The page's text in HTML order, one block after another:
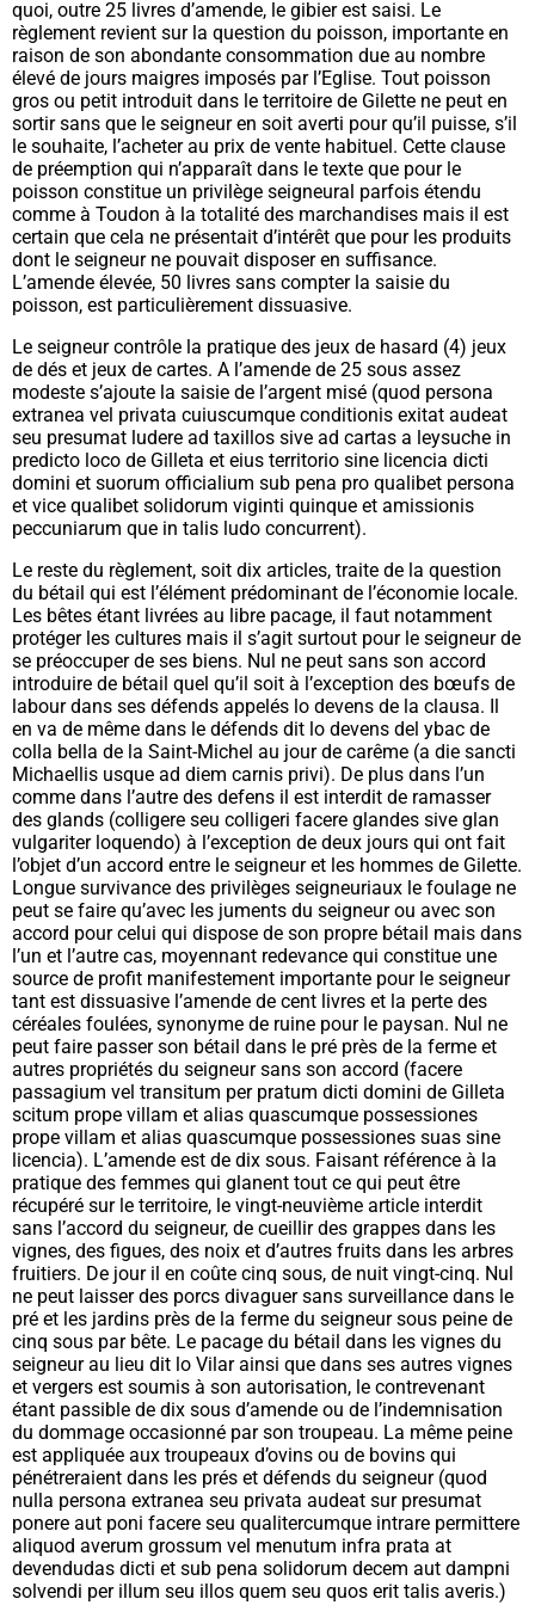
quoi, outre 25 livres d’amende, le gibier est saisi. Le
règlement revient sur la question du poisson, importante en
raison de son abondante consommation due au nombre
élevé de jours maigres imposés par l’Eglise. Tout poisson
gros ou petit introduit dans le territoire de Gilette ne peut en
sortir sans que le seigneur en soit averti pour qu’il puisse, s’il
le souhaite, l’acheter au prix de vente habituel. Cette clause
de préemption qui n’apparaît dans le texte que pour le
poisson constitue un privilège seigneural parfois étendu
comme à Toudon à la totalité des marchandises mais il est
certain que cela ne présentait d’intérêt que pour les produits
dont le seigneur ne pouvait disposer en suffisance.
L’amende élevée, 50 livres sans compter la saisie du
poisson, est particulièrement dissuasive.
Le seigneur contrôle la pratique des jeux de hasard (4) jeux
de dés et jeux de cartes. A l’amende de 25 sous assez
modeste s’ajoute la saisie de l’argent misé (quod persona
extranea vel privata cuiuscumque conditionis exitat audeat
seu presumat ludere ad taxillos sive ad cartas a leysuche in
predicto loco de Gilleta et eius territorio sine licencia dicti
domini et suorum officialium sub pena pro qualibet persona
et vice qualibet solidorum viginti quinque et amissionis
peccuniarum que in talis ludo concurrent).
Le reste du règlement, soit dix articles, traite de la question
du bétail qui est l’élément prédominant de l’économie locale.
Les bêtes étant livrées au libre pacage, il faut notamment
protéger les cultures mais il s’agit surtout pour le seigneur de
se préoccuper de ses biens. Nul ne peut sans son accord
introduire de bétail quel qu’il soit à l’exception des bœufs de
labour dans ses défends appelés lo devens de la clausa. Il
en va de même dans le défends dit lo devens del ybac de
colla bella de la Saint-Michel au jour de carême (a die sancti
Michaellis usque ad diem carnis privi). De plus dans l’un
comme dans l’autre des defens il est interdit de ramasser
des glands (colligere seu colligeri facere glandes sive glan
vulgariter loquendo) à l’exception de deux jours qui ont fait
l’objet d’un accord entre le seigneur et les hommes de Gilette.
Longue survivance des privilèges seigneuriaux le foulage ne
peut se faire qu’avec les juments du seigneur ou avec son
accord pour celui qui dispose de son propre bétail mais dans
l’un et l’autre cas, moyennant redevance qui constitue une
source de profit manifestement importante pour le seigneur
tant est dissuasive l’amende de cent livres et la perte des
céréales foulées, synonyme de ruine pour le paysan. Nul ne
peut faire passer son bétail dans le pré près de la ferme et
autres propriétés du seigneur sans son accord (facere
passagium vel transitum per pratum dicti domini de Gilleta
scitum prope villam et alias quascumque possessiones
prope villam et alias quascumque possessiones suas sine
licencia). L’amende est de dix sous. Faisant référence à la
pratique des femmes qui glanent tout ce qui peut être
récupéré sur le territoire, le vingt-neuvième article interdit
sans l’accord du seigneur, de cueillir des grappes dans les
vignes, des figues, des noix et d’autres fruits dans les arbres
fruitiers. De jour il en coûte cinq sous, de nuit vingt-cinq. Nul
ne peut laisser des porcs divaguer sans surveillance dans le
pré et les jardins près de la ferme du seigneur sous peine de
cinq sous par bête. Le pacage du bétail dans les vignes du
seigneur au lieu dit lo Vilar ainsi que dans ses autres vignes
et vergers est soumis à son autorisation, le contrevenant
étant passible de dix sous d’amende ou de l’indemnisation
du dommage occasionné par son troupeau. La même peine
est appliquée aux troupeaux d’ovins ou de bovins qui
pénétreraient dans les prés et défends du seigneur (quod
nulla persona extranea seu privata audeat sur presumat
ponere aut poni facere seu qualitercumque intrare permittere
aliquod averum grossum vel menutum infra prata at
devendudas dicti et sub pena solidorum decem aut dampni
solvendi per illum seu illos quem seu quos erit talis averis.)